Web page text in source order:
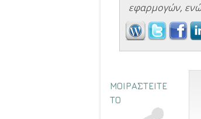
εφαρμογών, ενώ
ΜΟΙΡΑΣΤΕΙΤΕ
ΤΟ